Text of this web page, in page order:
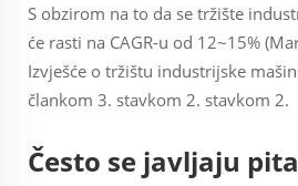
S obzirom na to da se tržište
će rasti na CAGR-u od 12~15%
Izvješće o tržištu industrijske
člankom 3. stavkom 2. stavkom 2.
Često se javljaju